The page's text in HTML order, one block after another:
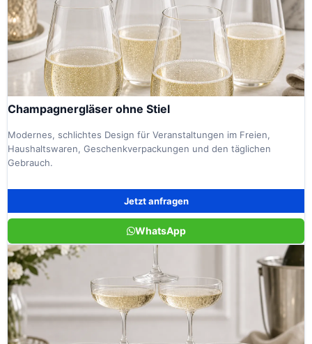
Champagnergläser ohne Stiel
Modernes, schlichtes Design für Veranstaltungen im Freien,
Haushaltswaren, Geschenkverpackungen und den täglichen
Gebrauch.
Jetzt anfragen
WhatsApp